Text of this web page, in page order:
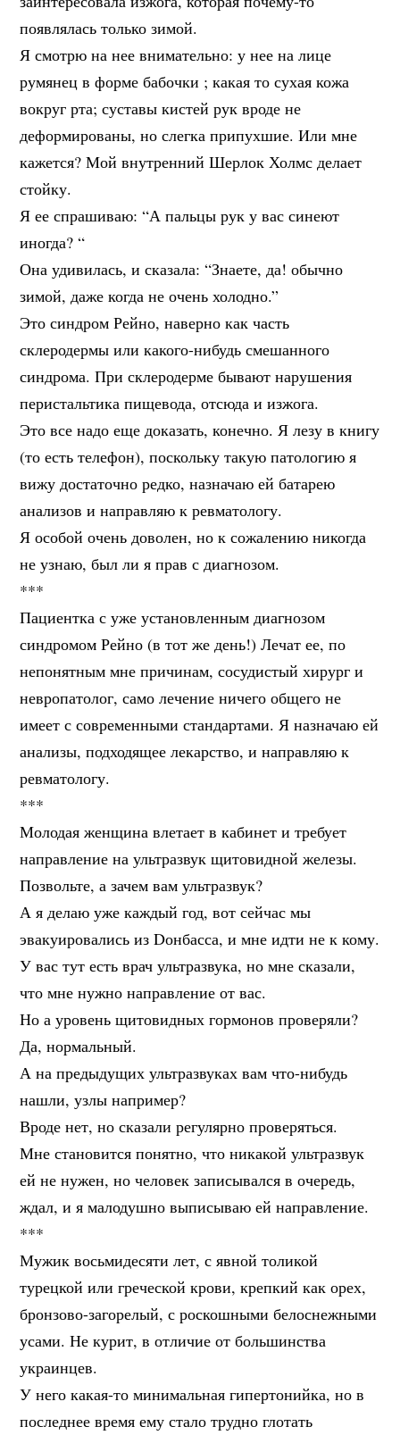
появлялась только зимой.
Я смотрю на нее внимательно: у нее на лице
румянец в форме бабочки ; какая то сухая кожа
вокруг рта; суставы кистей рук вроде не
деформированы, но слегка припухшие. Или мне
кажется? Мой внутренний Шерлок Холмс делает
стойку.
Я ее спрашиваю: “А пальцы рук у вас синеют
иногда? “
Она удивилась, и сказала: “Знаете, да! обычно
зимой, даже когда не очень холодно.”
Это синдром Рейно, наверно как часть
склеродермы или какого-нибудь смешанного
синдрома. При склеродерме бывают нарушения
перистальтика пищевода, отсюда и изжога.
Это все надо еще доказать, конечно. Я лезу в книгу
(то есть телефон), поскольку такую патологию я
вижу достаточно редко, назначаю ей батарею
анализов и направляю к ревматологу.
Я особой очень доволен, но к сожалению никогда
не узнаю, был ли я прав с диагнозом.
***
Пациентка с уже установленным диагнозом
синдромом Рейно (в тот же день!) Лечат ее, по
непонятным мне причинам, сосудистый хирург и
невропатолог, само лечение ничего общего не
имеет с современными стандартами. Я назначаю ей
анализы, подходящее лекарство, и направляю к
ревматологу.
***
Молодая женщина влетает в кабинет и требует
направление на ультразвук щитовидной железы.
Позвольте, а зачем вам ультразвук?
А я делаю уже каждый год, вот сейчас мы
эвакуировались из Dонбасса, и мне идти не к кому.
У вас тут есть врач ультразвука, но мне сказали,
что мне нужно направление от вас.
Но а уровень щитовидных гормонов проверяли?
Да, нормальный.
А на предыдущих ультразвуках вам что-нибудь
нашли, узлы например?
Вроде нет, но сказали регулярно проверяться.
Мне становится понятно, что никакой ультразвук
ей не нужен, но человек записывался в очередь,
ждал, и я малодушно выписываю ей направление.
***
Мужик восьмидесяти лет, с явной толикой
турецкой или греческой крови, крепкий как орех,
бронзово-загорелый, с роскошными белоснежными
усами. Не курит, в отличие от большинства
украинцев.
У него какая-то минимальная гипертонийка, но в
последнее время ему стало трудно глотать